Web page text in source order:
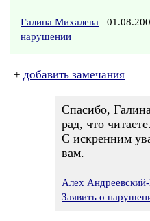
Галина Михалева
нарушении
+ добавить замечания
Спасибо,
рад, что читаете.
С искренним
вам.
Алех Андреевский-
Заявить о